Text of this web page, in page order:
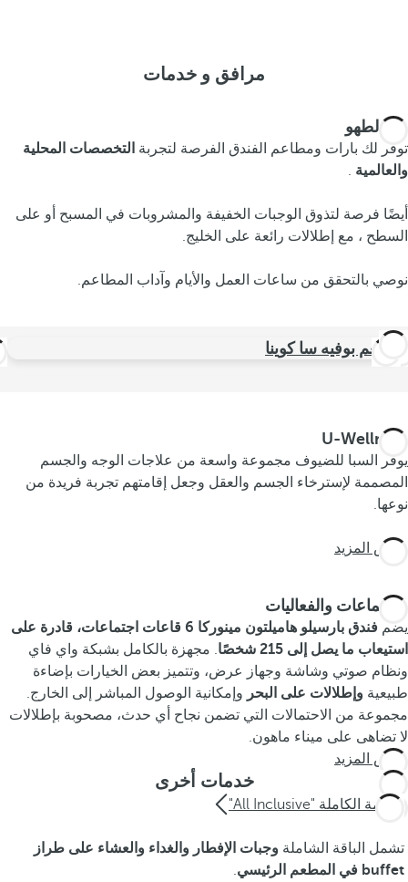
مرافق و خدمات
فن الطهو
توفر لك بارات ومطاعم الفندق الفرصة لتجربة التخصصات المحلية
والعالمية .
أيضًا فرصة لتذوق الوجبات الخفيفة والمشروبات في المسبح أو على
السطح ، مع إطلالات رائعة على الخليج.
نوصي بالتحقق من ساعات العمل والأيام وآداب المطاعم.
مطعم بوفيه سا كوينا
U-Wellness
يوفر السبا للضيوف مجموعة واسعة من علاجات الوجه والجسم
المصممة لإسترخاء الجسم والعقل وجعل إقامتهم تجربة فريدة من
نوعها.
عرض المزيد
الاجتماعات والفعاليات
يضم فندق بارسيلو هاميلتون مينوركا
6 قاعات اجتماعات، قادرة على
استيعاب ما يصل إلى 215 شخصًا
. مجهزة بالكامل بشبكة واي فاي
ونظام صوتي وشاشة وجهاز عرض، وتتميز بعض الخيارات بإضاءة
طبيعية وإطلالات على البحر وإمكانية الوصول المباشر إلى الخارج.
مجموعة من الاحتمالات التي تضمن نجاح أي حدث، مصحوبة بإطلالات
لا تضاهى على ميناء ماهون.
عرض المزيد
خدمات أخرى
الإقامة الكاملة "All Inclusive"
تشمل الباقة الشاملة وجبات الإفطار والغداء والعشاء على طراز
buffet في المطعم الرئيسي
.